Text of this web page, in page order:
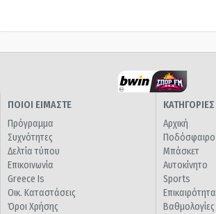
ΠΟΙΟΙ ΕΙΜΑΣΤΕ
Πρόγραμμα
Συχνότητες
Δελτία τύπου
Επικοινωνία
Greece Is
Οικ. Καταστάσεις
Όροι Χρήσης
ΚΑΤΗΓΟΡΙΕΣ
Αρχική
Ποδόσφαιρο
Μπάσκετ
Αυτοκίνητο
Sports
Επικαιρότητα
Βαθμολογίες